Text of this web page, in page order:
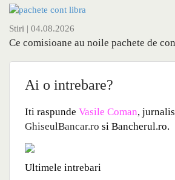
Stiri | 04.08.2026
Ce comisioane au noile pachete de
Ai o intrebare?
Iti raspunde Vasile Coman,
GhiseulBancar.ro si Bancherul.ro.
Ultimele intrebari